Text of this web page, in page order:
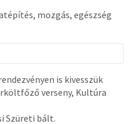
mozgás, egészség
is kivesszük
verseny, Kultúra
Szüreti bált.